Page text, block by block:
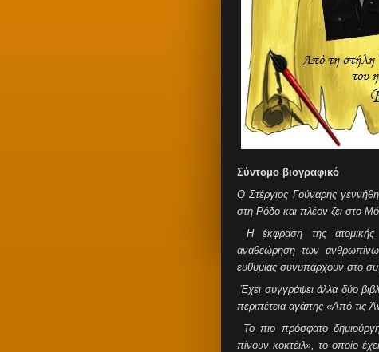
Σύντομο βιογραφικό
Ο Στέργιος Γούναρης
στη Ρόδο και πλέον ζει στο
Η έκφραση της ατομικής
αναθεώρηση των
ευθυμίας συνυπάρχουν στο
Έχει συγγράψει άλλα δύο
περιπέτεια αγάπης «Από τις
Το πιο πρόσφατο
πίνουν κοκτέιλ», το οποίο